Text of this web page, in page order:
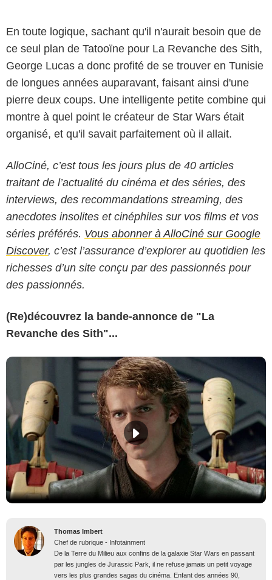
En toute logique, sachant qu'il n'aurait besoin que de
ce seul plan de Tatooïne pour La Revanche des Sith,
George Lucas a donc profité de se trouver en Tunisie
de longues années auparavant, faisant ainsi d'une
pierre deux coups. Une intelligente petite combine qui
montre à quel point le créateur de Star Wars était
organisé, et qu'il savait parfaitement où il allait.
AlloCiné, c’est tous les jours plus de 40 articles
traitant de l’actualité du cinéma et des séries, des
interviews, des recommandations streaming, des
anecdotes insolites et cinéphiles sur vos films et vos
séries préférés. Vous abonner à AlloCiné sur Google
Discover, c’est l’assurance d’explorer au quotidien les
richesses d’un site conçu par des passionnés pour
des passionnés.
(Re)découvrez la bande-annonce de "La
Revanche des Sith"...
Thomas Imbert
Chef de rubrique - Infotainment
De la Terre du Milieu aux confins de la galaxie Star Wars en passant
par les jungles de Jurassic Park, il ne refuse jamais un petit voyage
vers les plus grandes sagas du cinéma. Enfant des années 90,